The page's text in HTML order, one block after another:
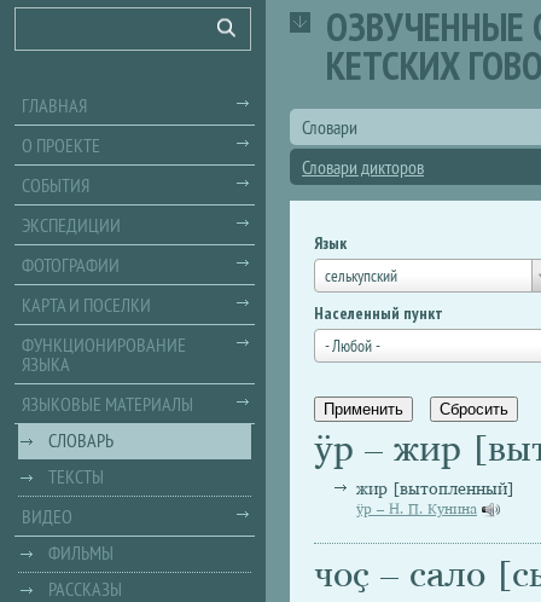
ОЗВУЧЕННЫЕ
КЕТСКИХ
Словари
Словари дикторов
Язык
селькупский
Населенный пункт
- Любой -
ӱр – жир
жир [вытопленный]
ӱр – Н. П. Кунина
чоҫ – сало
Поиск
ГЛАВНАЯ
О ПРОЕКТЕ
СОБЫТИЯ
ЭКСПЕДИЦИИ
ФОТОГРАФИИ
КАРТА И ПОСЕЛКИ
ФУНКЦИОНИРОВАНИЕ
ЯЗЫКА
ЯЗЫКОВЫЕ МАТЕРИАЛЫ
СЛОВАРЬ
ТЕКСТЫ
ВИДЕО
ФИЛЬМЫ
РАССКАЗЫ